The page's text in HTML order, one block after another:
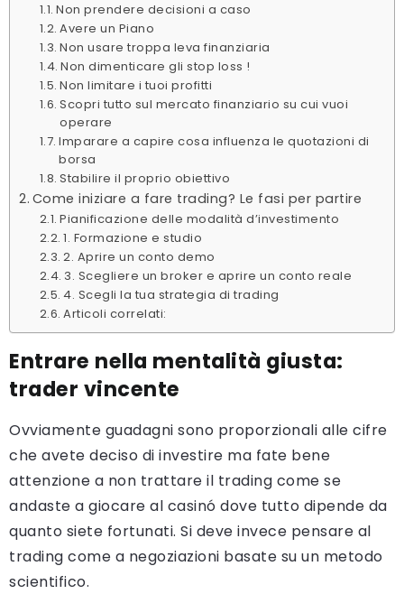
Non prendere decisioni a caso
Avere un Piano
Non usare troppa leva finanziaria
Non dimenticare gli stop loss !
Non limitare i tuoi profitti
Scopri tutto sul mercato finanziario su cui vuoi
operare
Imparare a capire cosa influenza le quotazioni di
borsa
Stabilire il proprio obiettivo
Come iniziare a fare trading? Le fasi per partire
Pianificazione delle modalità d’investimento
1. Formazione e studio
2. Aprire un conto demo
3. Scegliere un broker e aprire un conto reale
4. Scegli la tua strategia di trading
Articoli correlati:
Entrare nella mentalità giusta:
trader vincente
Ovviamente guadagni sono proporzionali alle cifre
che avete deciso di investire ma fate bene
attenzione a non trattare il trading come se
andaste a giocare al casinó dove tutto dipende da
quanto siete fortunati. Si deve invece pensare al
trading come a negoziazioni basate su un metodo
scientifico.